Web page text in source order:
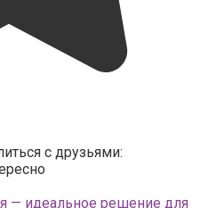
с друзьями:
— идеальное решение для